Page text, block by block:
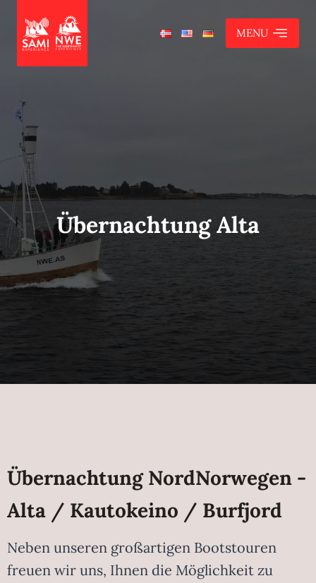
MENU
Übernachtung Alta
Übernachtung NordNorwegen -
Alta / Kautokeino / Burfjord
Neben unseren großartigen Bootstouren
freuen wir uns, Ihnen die Möglichkeit zu